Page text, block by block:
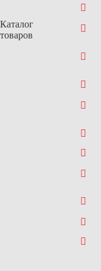
Каталог
товаров